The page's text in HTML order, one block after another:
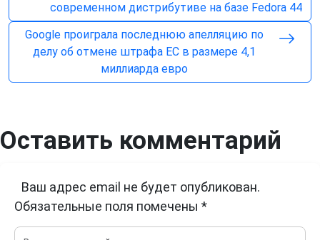
современном дистрибутиве на базе Fedora 44
Google проиграла последнюю апелляцию по
делу об отмене штрафа ЕС в размере 4,1
миллиарда евро
Оставить комментарий
Ваш адрес email не будет опубликован.
Обязательные поля помечены *